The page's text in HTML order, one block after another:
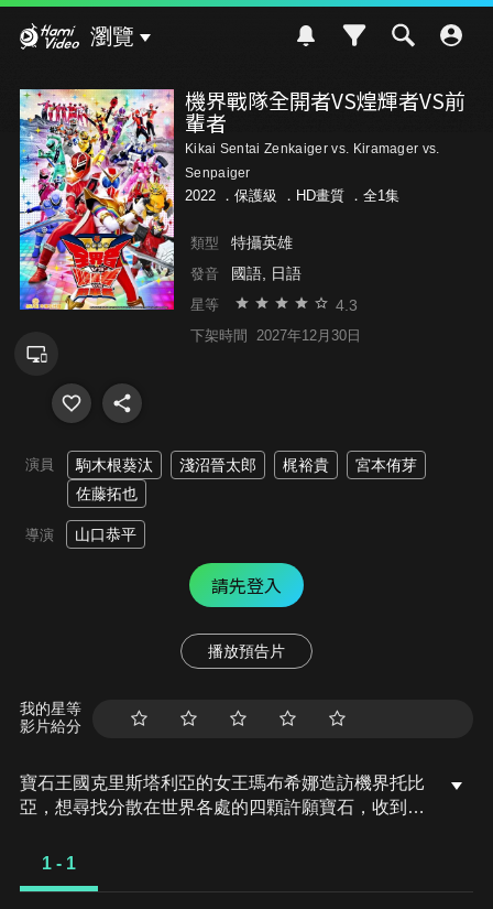
瀏覽
機界戰隊全開者VS煌輝者VS前
輩者
Kikai Sentai Zenkaiger vs. Kiramager vs.
Senpaiger
2022 ． 保護級 ．HD畫質 ．全1集
類型 特攝英雄
發音 國語, 日語
星等 4.3
下架時間 2027年12月30日
演員 駒木根葵汰 淺沼晉太郎 梶裕貴
宮本侑芽
佐藤拓也
導演 山口恭平
請先登入
播放預告片
我的星等
影片給分
寶石王國克里斯塔利亞的女王瑪布希娜造訪機界托比
亞，想尋找分散在世界各處的四顆許願寶石，收到委
了目標船長．瑪貝拉斯。另一邊，在平行世界旅行的
1 - 1